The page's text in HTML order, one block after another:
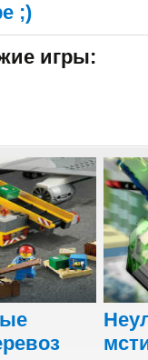
;)
игры: